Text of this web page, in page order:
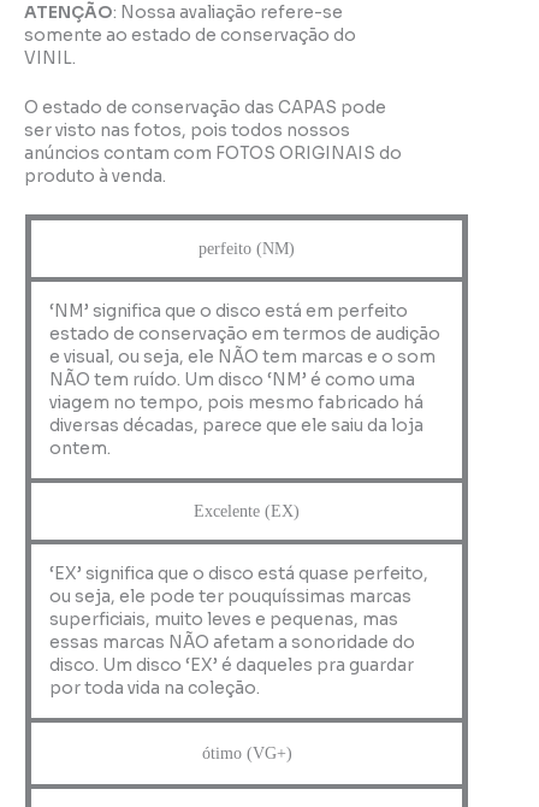
ATENÇÃO: Nossa avaliação refere-se
somente ao estado de conservação do
VINIL.
O estado de conservação das CAPAS pode
ser visto nas fotos, pois todos nossos
anúncios contam com FOTOS ORIGINAIS do
produto à venda.
perfeito (NM)
‘NM’ significa que o disco está em perfeito
estado de conservação em termos de audição
e visual, ou seja, ele NÃO tem marcas e o som
NÃO tem ruído. Um disco ‘NM’ é como uma
viagem no tempo, pois mesmo fabricado há
diversas décadas, parece que ele saiu da loja
ontem.
Excelente (EX)
‘EX’ significa que o disco está quase perfeito,
ou seja, ele pode ter pouquíssimas marcas
superficiais, muito leves e pequenas, mas
essas marcas NÃO afetam a sonoridade do
disco. Um disco ‘EX’ é daqueles pra guardar
por toda vida na coleção.
ótimo (VG+)